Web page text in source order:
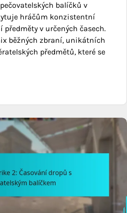
balíčků v
hráčům konzistentní
v určených časech.
běžných zbraní, unikátních
předmětů, které se